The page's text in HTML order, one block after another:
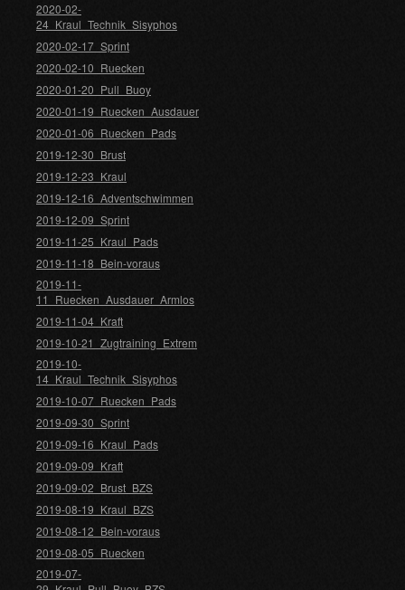
2020-02-
24_Kraul_Technik_Sisyphos
2020-02-17_Sprint
2020-02-10_Ruecken
2020-01-20_Pull_Buoy
2020-01-19_Ruecken_Ausdauer
2020-01-06_Ruecken_Pads
2019-12-30_Brust
2019-12-23_Kraul
2019-12-16_Adventschwimmen
2019-12-09_Sprint
2019-11-25_Kraul_Pads
2019-11-18_Bein-voraus
2019-11-
11_Ruecken_Ausdauer_Armlos
2019-11-04_Kraft
2019-10-21_Zugtraining_Extrem
2019-10-
14_Kraul_Technik_Sisyphos
2019-10-07_Ruecken_Pads
2019-09-30_Sprint
2019-09-16_Kraul_Pads
2019-09-09_Kraft
2019-09-02_Brust_BZS
2019-08-19_Kraul_BZS
2019-08-12_Bein-voraus
2019-08-05_Ruecken
2019-07-